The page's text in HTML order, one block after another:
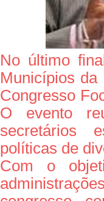
No último
Municípios da
Congresso
O evento
secretários
políticas de
Com o